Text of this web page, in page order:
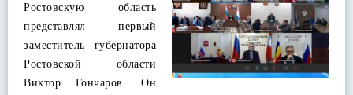
Ростовскую область
представлял первый
заместитель губернатора
Ростовской области
Виктор Гончаров. Он